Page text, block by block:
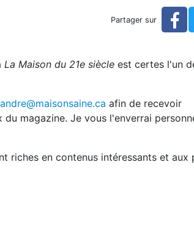
Partager sur
La Maison du 21e siècle est certes l'un
andre@maisonsaine.ca afin de recevoir
magazine. Je vous l'enverrai
riches en contenus intéressants et aux